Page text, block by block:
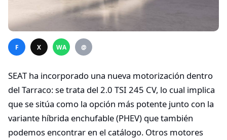
F X WA @
SEAT ha incorporado una nueva motorización dentro
del Tarraco: se trata del 2.0 TSI 245 CV, lo cual implica
que se sitúa como la opción más potente junto con la
variante híbrida enchufable (PHEV) que también
podemos encontrar en el catálogo. Otros motores